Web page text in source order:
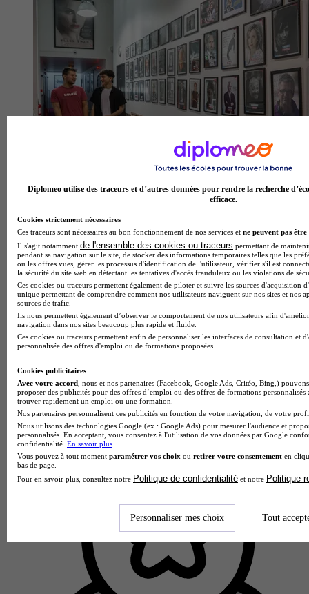
Diplomeo utilise des traceurs et d’autres données pour rendre la recherche
efficace.
Cookies strictement nécessaires
Ces traceurs sont nécessaires au bon fonctionnement de nos services et ne peuvent pas être
Il s'agit notamment de l'ensemble des cookies ou traceurs permettant de
pendant sa navigation sur le site, de stocker des informations temporaires telles que les
ou les offres vues, gérer les processus d'identification de l'utilisateur, vérifier s'il est
la sécurité du site web en détectant les tentatives d'accès frauduleux ou les violations de
Ces cookies ou traceurs permettent également de piloter et suivre les sources d'acquisition
unique permettant de comprendre comment nos utilisateurs naviguent sur nos sites et nos
sources de trafic.
Ils nous permettent également d’observer le comportement de nos utilisateurs afin
navigation dans nos sites beaucoup plus rapide et fluide.
Ces cookies ou traceurs permettent enfin de personnaliser les interfaces de consultation et
personnalisée des offres d'emploi ou de formations proposées.
Cookies publicitaires
Avec votre accord , nous et nos partenaires (Facebook, Google Ads, Critéo, Bing,)
proposer des publicités pour des offres d’emploi ou des offres de formations
trouver rapidement un emploi ou une formation.
Nos partenaires personnalisent ces publicités en fonction de votre navigation, de votre
Nous utilisons des technologies Google (ex : Google Ads) pour mesurer l'audience et
personnalisés. En acceptant, vous consentez à l'utilisation de vos données par Google
confidentialité. En savoir plus
Vous pouvez à tout moment paramétrer vos choix ou retirer votre consentement en
bas de page.
Pour en savoir plus, consultez notre Politique de confidentialité et notre Politique
Personnaliser mes choix Tout